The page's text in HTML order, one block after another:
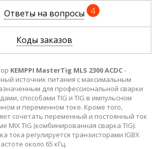
Ответы на вопросы 4
Коды заказов
KEMPPI MasterTig MLS 2300 ACDC-
источник питания с максимальным
для профессиональной сварки
способами TIG и TIG в импульсном
и переменном токе. Кроме того,
сочетать переменный и постоянный ток
MIX TIG (комбинированная сварка TIG).
тока регулируется транзисторами IGBX
около 65 кГц.